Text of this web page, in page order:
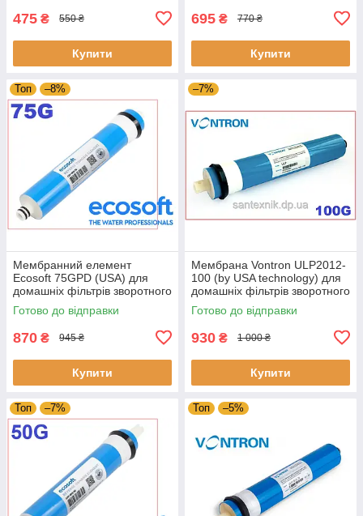
475 ₴ 550 ₴
Купити
695 ₴ 770 ₴
Купити
Топ –8%
Мембранний елемент
Ecosoft 75GPD (USA) для
домашніх фільтрів зворотного
осмосу (CSV181275ECO)
Готово до відправки
870 ₴ 945 ₴
Купити
–7%
Мембрана Vontron ULP2012-
100 (by USA technology) для
домашніх фільтрів зворотного
осмосу
Готово до відправки
930 ₴ 1 000 ₴
Купити
Топ –7% Топ –5%